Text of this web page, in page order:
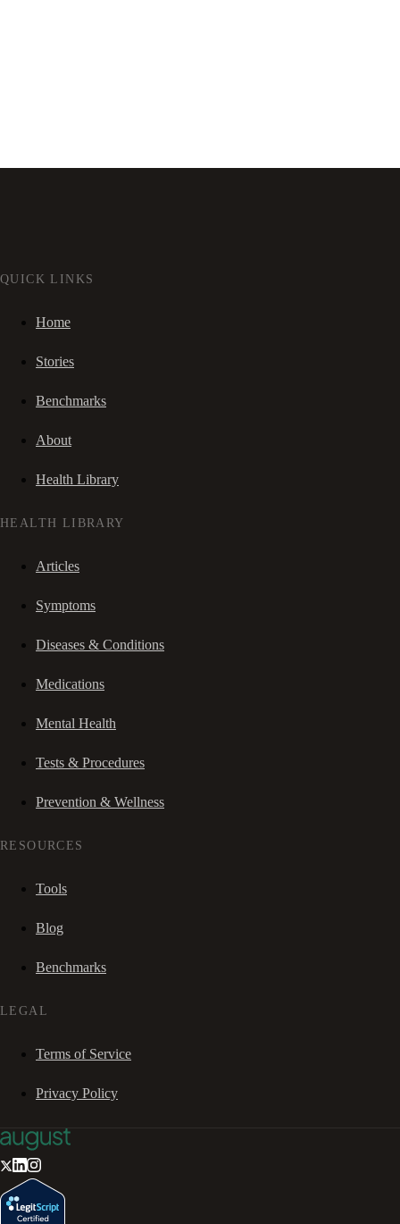
QUICK LINKS
Home
Stories
Benchmarks
About
Health Library
HEALTH LIBRARY
Articles
Symptoms
Diseases & Conditions
Medications
Mental Health
Tests & Procedures
Prevention & Wellness
RESOURCES
Tools
Blog
Benchmarks
LEGAL
Terms of Service
Privacy Policy